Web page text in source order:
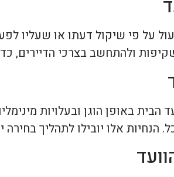
על פי שיקול דעתו או שעליו
ולהתחשב בצרכי הדיירים,
הבית באופן הוגן ובעלויות
אלו יובילו לתהליך בחירה